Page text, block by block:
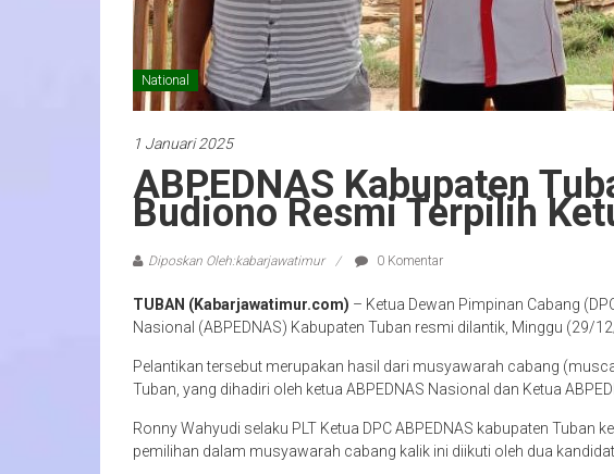
National
1 Januari 2025
ABPEDNAS Kabupaten
Budiono Resmi Terpilih
Diposkan Oleh:kabarjawatimur 0 Komentar
TUBAN (Kabarjawatimur.com) – Ketua Dewan Pimpinan Cabang
Nasional (ABPEDNAS) Kabupaten Tuban resmi dilantik, Minggu (29/
Pelantikan tersebut merupakan hasil dari musyawarah cabang
Tuban, yang dihadiri oleh ketua ABPEDNAS Nasional dan Ketua
Ronny Wahyudi selaku PLT Ketua DPC ABPEDNAS kabupaten Tuban
pemilihan dalam musyawarah cabang kalik ini diikuti oleh dua